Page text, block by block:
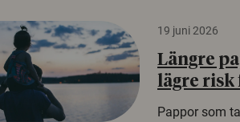
19 juni 2026
Längre
lägre risk
Pappor som